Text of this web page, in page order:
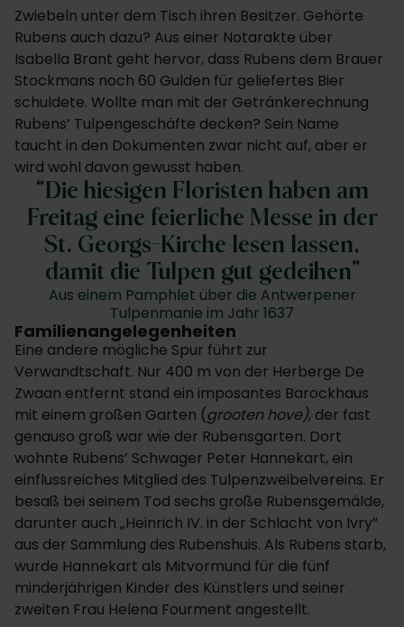
Zwiebeln unter dem Tisch ihren Besitzer. Gehörte
Rubens auch dazu? Aus einer Notarakte über
Isabella Brant geht hervor, dass Rubens dem Brauer
Stockmans noch 60 Gulden für geliefertes Bier
schuldete. Wollte man mit der Getränkerechnung
Rubens’ Tulpengeschäfte decken? Sein Name
taucht in den Dokumenten zwar nicht auf, aber er
wird wohl davon gewusst haben.
Die hiesigen Floristen haben am
Freitag eine feierliche Messe in der
St. Georgs-Kirche lesen lassen,
damit die Tulpen gut gedeihen
Aus einem Pamphlet über die Antwerpener
Tulpenmanie im Jahr 1637
Familienangelegenheiten
Eine andere mögliche Spur führt zur
Verwandtschaft. Nur 400 m von der Herberge De
Zwaan entfernt stand ein imposantes Barockhaus
mit einem großen Garten (grooten hove), der fast
genauso groß war wie der Rubensgarten. Dort
wohnte Rubens’ Schwager Peter Hannekart, ein
einflussreiches Mitglied des Tulpenzweibelvereins. Er
besaß bei seinem Tod sechs große Rubensgemälde,
darunter auch „Heinrich IV. in der Schlacht von Ivry”
aus der Sammlung des Rubenshuis. Als Rubens starb,
wurde Hannekart als Mitvormund für die fünf
minderjährigen Kinder des Künstlers und seiner
zweiten Frau Helena Fourment angestellt.